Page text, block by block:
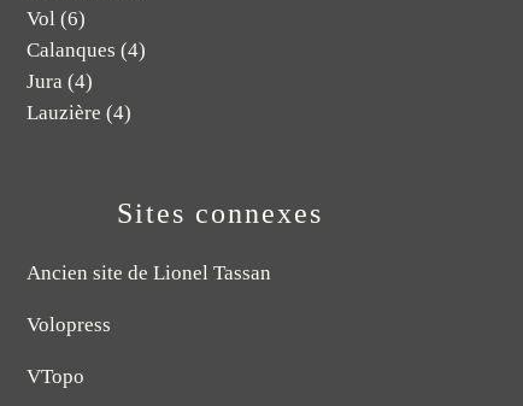
Vol (6)
Calanques (4)
Jura (4)
Lauzière (4)
Sites connexes
Ancien site de Lionel Tassan
Volopress
VTopo